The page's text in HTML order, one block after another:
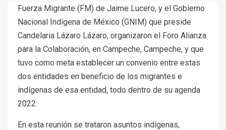
Fuerza Migrante (FM) de Jaime Lucero, y el Gobierno
Nacional Indígena de México (GNIM) que preside
Candelaria Lázaro Lázaro, organizaron el Foro Alianza
para la Colaboración, en Campeche, Campeche, y que
tuvo como meta establecer un convenio entre estas
dos entidades en beneficio de los migrantes e
indígenas de esa entidad, todo dentro de su agenda
2022.
En esta reunión se trataron asuntos indígenas,